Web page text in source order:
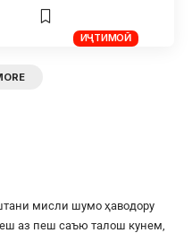
ИҶТИМОӢ
мисли шумо ҳаводору
аз пеш саъю талош кунем,